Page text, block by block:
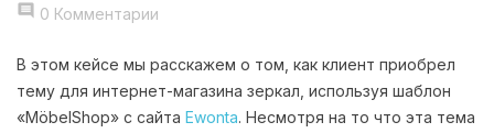
comment 0 Комментарии
В этом кейсе мы расскажем о том, как клиент приобрел
тему для интернет-магазина зеркал, используя шаблон
«MöbelShop» с сайта Ewonta. Несмотря на то что эта тема